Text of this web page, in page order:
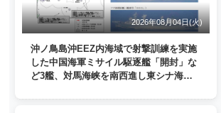
2026年08月04日(火)
沖ノ鳥島沖EEZ内海域で射撃訓練を実施
した中国海軍ミサイル駆逐艦「開封」な
ど3艦、対馬海峡を南西進し東シナ海